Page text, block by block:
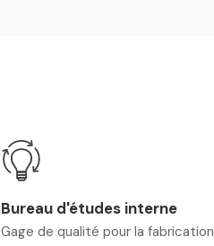
Bureau d'études interne
Gage de qualité pour la fabrication